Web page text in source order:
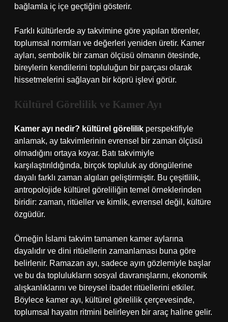
bağlamla iç içe geçtiğini gösterir.
Farklı kültürlerde ay takvimine göre yapılan törenler,
toplumsal normları ve değerleri yeniden üretir. Kamer
ayları, sembolik bir zaman ölçüsü olmanın ötesinde,
bireylerin kendilerini topluluğun bir parçası olarak
hissetmelerini sağlayan bir köprü işlevi görür.
Kültürel Görelilik ve Kamer Ayı
Kamer ayı nedir? kültürel görelilik perspektifiyle
anlamak, ay takvimlerinin evrensel bir zaman ölçüsü
olmadığını ortaya koyar. Batı takvimiyle
karşılaştırıldığında, birçok topluluk ay döngülerine
dayalı farklı zaman algıları geliştirmiştir. Bu çeşitlilik,
antropolojide kültürel göreliliğin temel örneklerinden
biridir: zaman, ritüeller ve kimlik, evrensel değil, kültüre
özgüdür.
Örneğin İslami takvim tamamen kamer aylarına
dayalıdır ve dini ritüellerin zamanlaması buna göre
belirlenir. Ramazan ayı, sadece ayın gözlemiyle başlar
ve bu da toplulukların sosyal davranışlarını, ekonomik
alışkanlıklarını ve bireysel ibadet ritüellerini etkiler.
Böylece kamer ayı, kültürel görelilik çerçevesinde,
toplumsal hayatın ritmini belirleyen bir araç haline gelir.